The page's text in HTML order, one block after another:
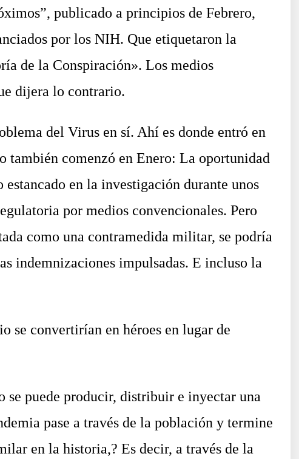
publicado a principios de Febrero,
por los NIH. Que etiquetaron la
de la Conspiración». Los medios
dijera lo contrario.
del Virus en sí. Ahí es donde entró en
también comenzó en Enero: La oportunidad
en la investigación durante unos
por medios convencionales. Pero
como una contramedida militar, se podría
indemnizaciones impulsadas. E incluso la
convertirían en héroes en lugar de
puede producir, distribuir e inyectar una
pase a través de la población y termine
en la historia,? Es decir, a través de la